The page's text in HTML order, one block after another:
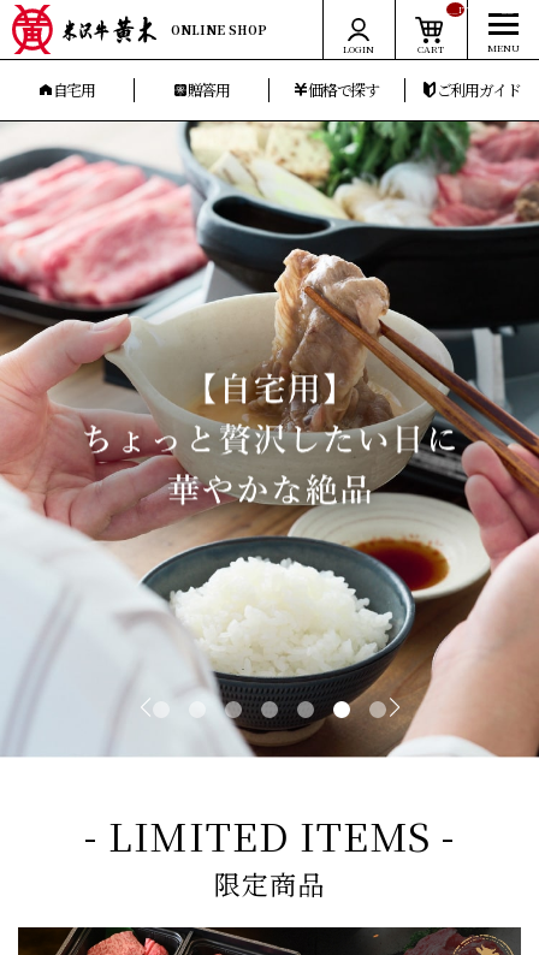
ONLINE SHOP
LOGIN CART
__ITM_CNT__
自宅用 贈答用 価格で探す ご利用ガイド
- LIMITED ITEMS -
限定商品